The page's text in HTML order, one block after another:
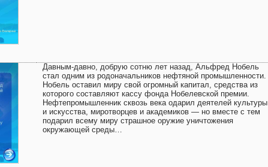
Давным-давно, добрую сотню лет назад, Альфред Нобель
стал одним из родоначальников нефтяной промышленности.
Нобель оставил миру свой огромный капитал, средства из
которого составляют кассу фонда Нобелевской премии.
Нефтепромышленник сквозь века одарил деятелей культуры
и искусства, миротворцев и академиков — но вместе с тем
подарил всему миру страшное оружие уничтожения
окружающей среды…